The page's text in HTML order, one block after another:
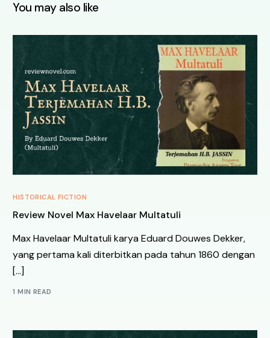
You may also like
HISTORICAL FICTION
Review Novel Max Havelaar Multatuli
Max Havelaar Multatuli karya Eduard Douwes Dekker,
yang pertama kali diterbitkan pada tahun 1860 dengan
[…]
1 MIN READ